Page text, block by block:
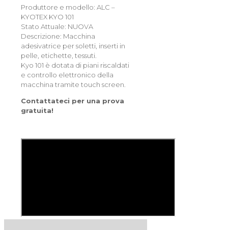
Produttore e modello: ALC –
KYOTEX KYO 101
Stato Attuale: NUOVA
Descrizione: Macchina
adesivatrice per soletti, inserti in
pelle, etichette, tessuti.
Kyo 101 è dotata di piani riscaldati
e controllo elettronico della
macchina tramite touch screen.
Contattateci per una prova
gratuita!